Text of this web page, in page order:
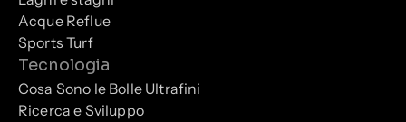
Acque Reflue
Sports Turf
Tecnologia
Cosa Sono le Bolle Ultrafini
Ricerca e Sviluppo